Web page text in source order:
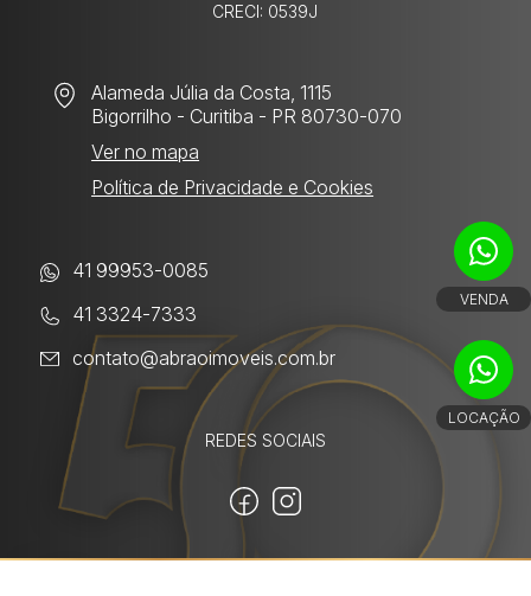
CRECI: 0539J
Alameda Júlia da Costa, 1115
Bigorrilho - Curitiba - PR 80730-070
Ver no mapa
Política de Privacidade e Cookies
41 99953-0085
41 3324-7333
contato@abraoimoveis.com.br
REDES SOCIAIS
VENDA
LOCAÇÃO